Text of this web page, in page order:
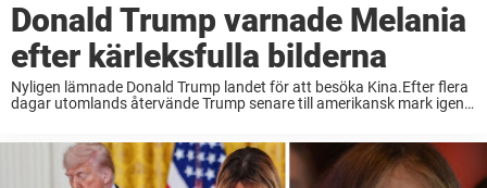
Donald Trump varnade Melania
efter kärleksfulla bilderna
Nyligen lämnade Donald Trump landet för att besöka Kina.Efter flera
dagar utomlands återvände Trump senare till amerikansk mark igen,